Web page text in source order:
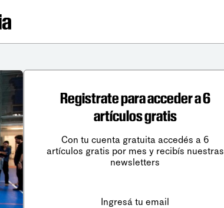
Registrate para acceder a 6
artículos gratis
Con tu cuenta gratuita accedés a 6
artículos gratis por mes y recibís nuestras
newsletters
Ingresá tu email